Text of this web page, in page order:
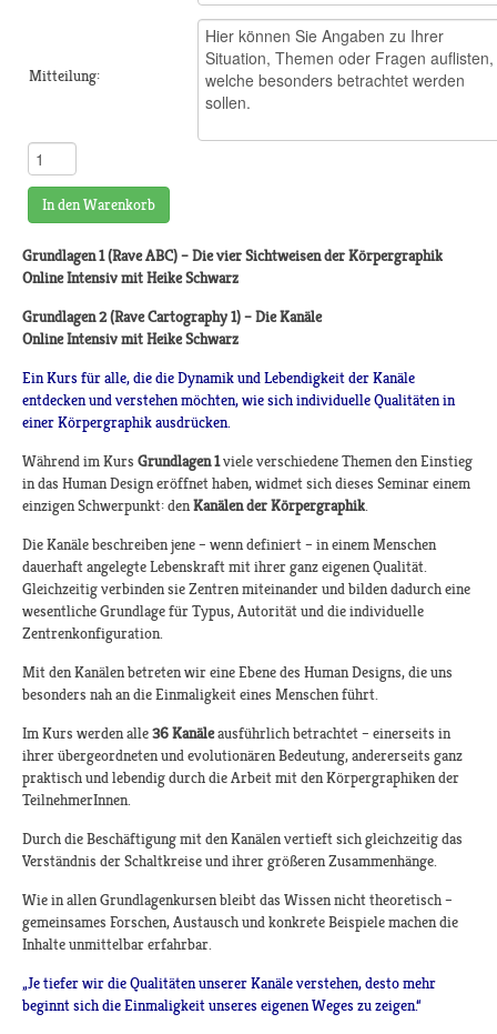
Mitteilung:
In den Warenkorb
Grundlagen 1 (Rave ABC) – Die vier Sichtweisen der Körpergraphik
Online Intensiv mit Heike Schwarz
Grundlagen 2 (Rave Cartography 1) – Die Kanäle
Online Intensiv mit Heike Schwarz
Ein Kurs für alle, die die Dynamik und Lebendigkeit der Kanäle
entdecken und verstehen möchten, wie sich individuelle Qualitäten in
einer Körpergraphik ausdrücken.
Während im Kurs Grundlagen 1viele verschiedene Themen den Einstieg
in das Human Design eröffnet haben, widmet sich dieses Seminar einem
einzigen Schwerpunkt: denKanälen der Körpergraphik.
Die Kanäle beschreiben jene – wenn definiert – in einem Menschen
dauerhaft angelegte Lebenskraft mit ihrer ganz eigenen Qualität.
Gleichzeitig verbinden sie Zentren miteinander und bilden dadurch eine
wesentliche Grundlage für Typus, Autorität und die individuelle
Zentrenkonfiguration.
Mit den Kanälen betreten wir eine Ebene des Human Designs, die uns
besonders nah an die Einmaligkeit eines Menschen führt.
Im Kurs werden alle36 Kanäleausführlich betrachtet – einerseits in
ihrer übergeordneten und evolutionären Bedeutung, andererseits ganz
praktisch und lebendig durch die Arbeit mit den Körpergraphiken der
TeilnehmerInnen.
Durch die Beschäftigung mit den Kanälen vertieft sich gleichzeitig das
Verständnis der Schaltkreise und ihrer größeren Zusammenhänge.
Wie in allen Grundlagenkursen bleibt das Wissen nicht theoretisch –
gemeinsames Forschen, Austausch und konkrete Beispiele machen die
Inhalte unmittelbar erfahrbar.
„Je tiefer wir die Qualitäten unserer Kanäle verstehen, desto mehr
beginnt sich die Einmaligkeit unseres eigenen Weges zu zeigen.“